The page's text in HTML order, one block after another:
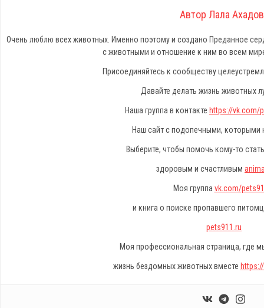
Автор Лала
Очень люблю всех животных. Именно поэтому и создано Преданное
с животными и отношение к ним во всем
Присоединяйтесь к сообществу
Давайте делать жизнь животных
Наша группа в контакте https://vk.com/
Наш сайт с подопечными,
Выберите, чтобы помочь кому-то
здоровым и счастливым
Моя группа vk.com/
и книга о поиске пропавшего
pets911.ru
Моя профессиональная страница, где
жизнь бездомных животных вместе